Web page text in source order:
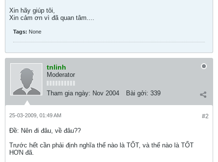
Xin hãy giúp tôi,
Xin cảm ơn vì đã quan tâm....
Tags: None
tnlinh
Moderator
Tham gia ngày: Nov 2004 Bài gởi: 339
#2
25-03-2009, 01:49 AM
Ðề: Nên đi đâu, về đâu??
Trước hết cần phải định nghĩa thế nào là TỐT, và thế nào là TỐT
HƠN đã.